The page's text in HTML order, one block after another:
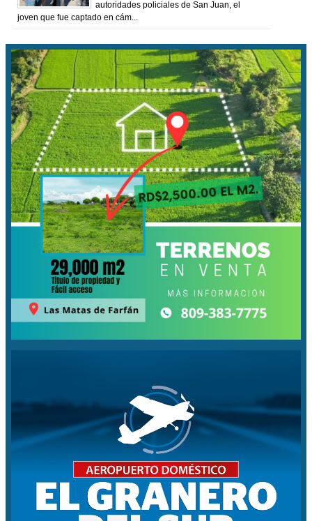
autoridades policiales de San Juan, el
joven que fue captado en cám...